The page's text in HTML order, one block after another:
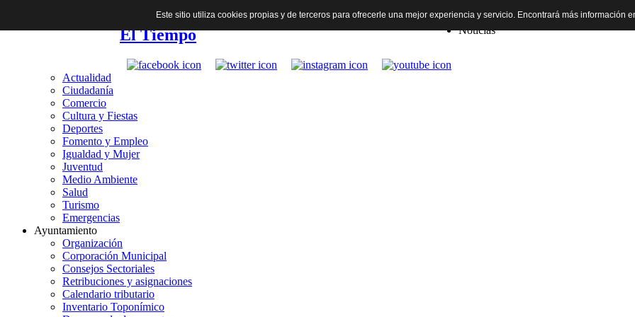
El Tiempo
Inicio
Noticias
Actualidad
Ciudadanía
Comercio
Cultura y Fiestas
Deportes
Fomento y Empleo
Igualdad y Mujer
Juventud
Medio Ambiente
Salud
Turismo
Emergencias
Ayuntamiento
Organización
Corporación Municipal
Consejos Sectoriales
Retribuciones y asignaciones
Calendario tributario
Inventario Toponímico
Este sitio utiliza cookies propias y de terceros para ofrecerle una mejor experiencia y servicio. Encontrará más información